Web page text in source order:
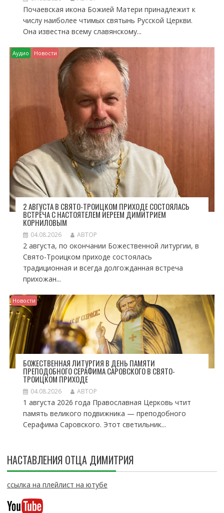
Почаевская икона Божией Матери принадлежит к
числу наиболее чтимых святынь Русской Церкви.
Она известна всему славянскому...
Аудио Новости
2 АВГУСТА В СВЯТО-ТРОИЦКОМ ПРИХОДЕ СОСТОЯЛАСЬ
ВСТРЕЧА С НАСТОЯТЕЛЕМ ИЕРЕЕМ ДИМИТРИЕМ
КОРНИЛОВЫМ
04.08.2026 АВТОР
2 августа, по окончании Божественной литургии, в
Свято-Троицком приходе состоялась
традиционная и всегда долгожданная встреча
прихожан...
Новости
БОЖЕСТВЕННАЯ ЛИТУРГИЯ В ДЕНЬ ПАМЯТИ
ПРЕПОДОБНОГО СЕРАФИМА САРОВСКОГО В СВЯТО-
ТРОИЦКОМ ПРИХОДЕ
04.08.2026 АВТОР
1 августа 2026 года Православная Церковь чтит
память великого подвижника — преподобного
Серафима Саровского. Этот светильник...
НАСТАВЛЕНИЯ ОТЦА ДИМИТРИЯ
ссылка на плейлист на ютубе